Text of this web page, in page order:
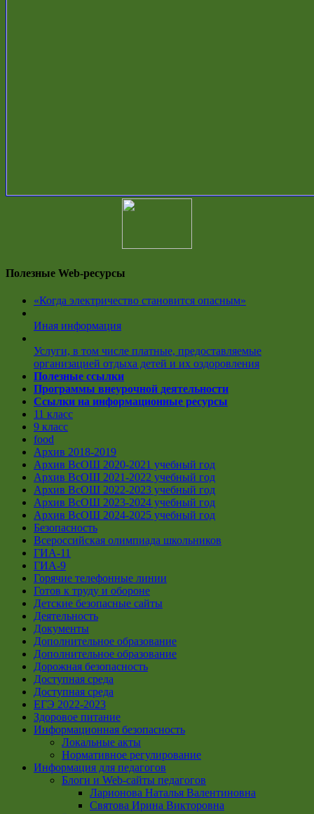
Полезные Web-ресурсы
«Когда электричество становится опасным»
Иная информация
Услуги, в том числе платные, предоставляемые
организацией отдыха детей и их оздоровления
Полезные ссылки
Программы внеурочной деятельности
Ссылки на информационные ресурсы
11 класс
9 класс
food
Архив 2018-2019
Архив ВсОШ 2020-2021 учебный год
Архив ВсОШ 2021-2022 учебный год
Архив ВсОШ 2022-2023 учебный год
Архив ВсОШ 2023-2024 учебный год
Архив ВсОШ 2024-2025 учебный год
Безопасность
Всероссийская олимпиада школьников
ГИА-11
ГИА-9
Горячие телефонные линии
Готов к труду и обороне
Детские безопасные сайты
Деятельность
Документы
Дополнительное образование
Дополнительное образование
Дорожная безопасность
Доступная среда
Доступная среда
ЕГЭ 2022-2023
Здоровое питание
Информационная безопасность
Локальные акты
Нормативное регулирование
Информация для педагогов
Блоги и Web-сайты педагогов
Ларионова Наталья Валентиновна
Святова Ирина Викторовна